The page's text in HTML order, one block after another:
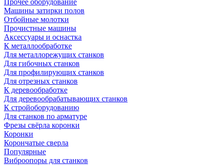
Прочее оборудование
Машины затирки полов
Отбойные молотки
Прочистные машины
Аксeccyapы и оснастка
К металлообработке
Для металлорежущих станков
Для гибочных станков
Для профилирующих станков
Для отрезных станков
К деревообработке
Для деревообрабатывающих станков
К стройоборудованию
Для станков по арматуре
Фрезы свёрла коронки
Коронки
Корончатые сверла
Популярные
Виброопоры для станков